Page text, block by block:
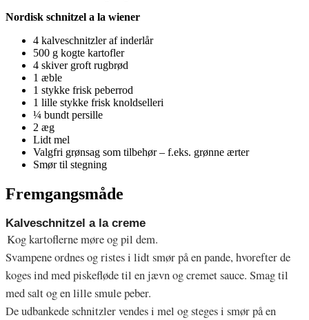
Nordisk schnitzel a la wiener
4 kalveschnitzler af inderlår
500 g kogte kartofler
4 skiver groft rugbrød
1 æble
1 stykke frisk peberrod
1 lille stykke frisk knoldselleri
¼ bundt persille
2 æg
Lidt mel
Valgfri grønsag som tilbehør – f.eks. grønne ærter
Smør til stegning
Fremgangsmåde
Kalveschnitzel a la creme
Kog kartoflerne møre og pil dem.
Svampene ordnes og ristes i lidt smør på en pande, hvorefter de
koges ind med piskefløde til en jævn og cremet sauce. Smag til
med salt og en lille smule peber.
De udbankede schnitzler vendes i mel og steges i smør på en